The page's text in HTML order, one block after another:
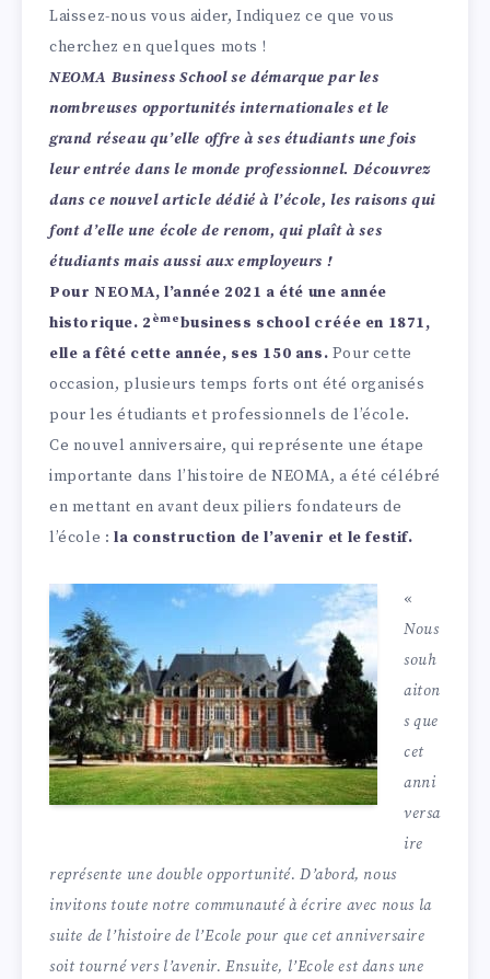
Laissez-nous vous aider, Indiquez ce que vous
cherchez en quelques mots !
NEOMA Business School se démarque par les
nombreuses opportunités internationales et le
grand réseau qu’elle offre à ses étudiants une fois
leur entrée dans le monde professionnel. Découvrez
dans ce nouvel article dédié à l’école, les raisons qui
font d’elle une école de renom, qui plaît à ses
étudiants mais aussi aux employeurs !
Pour NEOMA, l’année 2021 a été une année
historique. 2 èmebusiness school créée en 1871,
elle a fêté cette année, ses 150 ans. Pour cette
occasion, plusieurs temps forts ont été organisés
pour les étudiants et professionnels de l’école.
Ce nouvel anniversaire, qui représente une étape
importante dans l’histoire de NEOMA, a été célébré
en mettant en avant deux piliers fondateurs de
l’école : la construction de l’avenir et le festif.
«
Nous
souh
aiton
s que
cet
anni
versa
ire
représente une double opportunité. D’abord, nous
invitons toute notre communauté à écrire avec nous la
suite de l’histoire de l’Ecole pour que cet anniversaire
soit tourné vers l’avenir. Ensuite, l’Ecole est dans une